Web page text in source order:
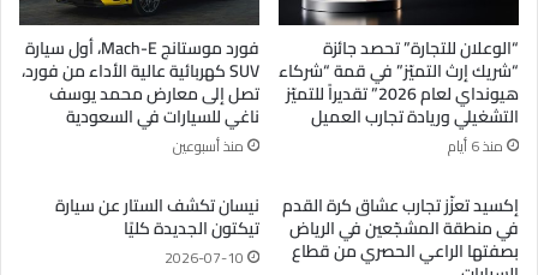
“الوعلان للتجارة” تحصد جائزة
“شريك إرث التميّز” في قمة “شركاء
هيونداي لعام 2026” تقديراً للتميّز
التشغيلي وريادة تجارب العميل
منذ 6 أيام
فورد موستانج Mach-E، أول سيارة
SUV كهربائية عالية الأداء من فورد،
تصل إلى معارض محمد يوسف
ناغي للسيارات في السعودية
منذ أسبوعين
إكسيد تعزّز تجارب عشاق كرة القدم
في منطقة المشجّعين في الرياض
بصفتها الراعي الحصري من قطاع
نيسان تكشف الستار عن سيارة
تيكتون الجديدة كليًا
2026-07-10